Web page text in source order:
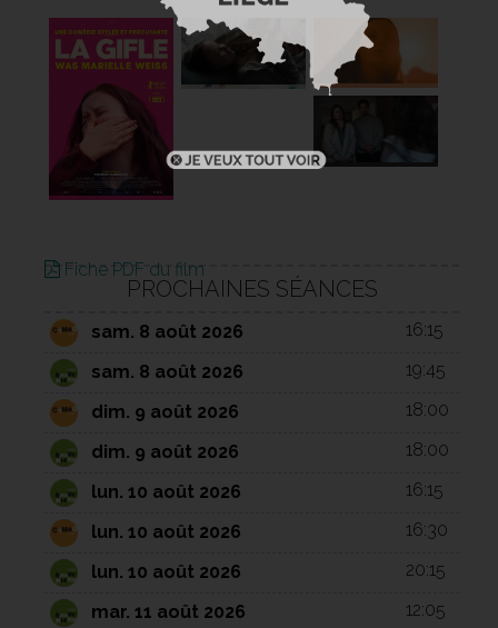
Fiche PDF du film
PROCHAINES SÉANCES
sam. 8 août 2026
16:15
sam. 8 août 2026
19:45
dim. 9 août 2026
18:00
dim. 9 août 2026
18:00
lun. 10 août 2026
16:15
lun. 10 août 2026
16:30
lun. 10 août 2026
20:15
mar. 11 août 2026
12:05